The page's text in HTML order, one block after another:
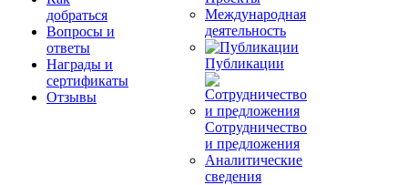
добраться
Вопросы и
ответы
Награды и
сертификаты
Отзывы
Международная
деятельность
Публикации
Сотрудничество
и предложения
Аналитические
сведения